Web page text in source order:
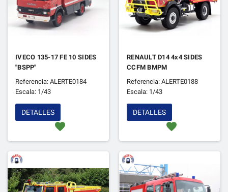
IVECO 135-17 FE 10 SIDES
"BSPP"
Referencia: ALERTE0184
Escala: 1/43
favorite
DETALLES
RENAULT D14 4x4 SIDES
CCFM BMPM
Referencia: ALERTE0188
Escala: 1/43
favorite
DETALLES